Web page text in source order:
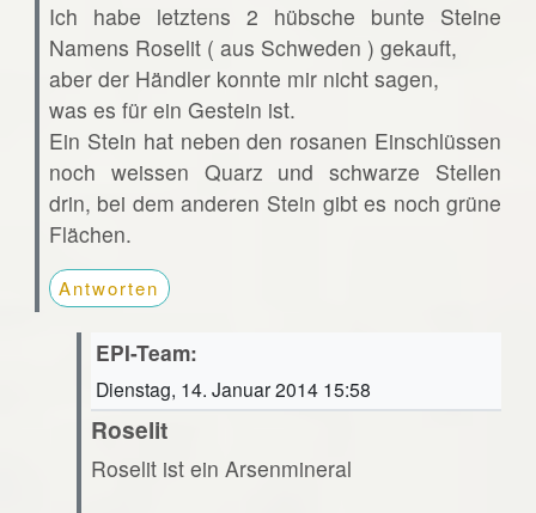
Ich habe letztens 2 hübsche bunte Steine
Namens Roselit ( aus Schweden ) gekauft,
aber der Händler konnte mir nicht sagen,
was es für ein Gestein ist.
Ein Stein hat neben den rosanen Einschlüssen
noch weissen Quarz und schwarze Stellen
drin, bei dem anderen Stein gibt es noch grüne
Flächen.
Antworten
EPI-Team:
Dienstag, 14. Januar 2014 15:58
Roselit
Roselit ist ein Arsenmineral